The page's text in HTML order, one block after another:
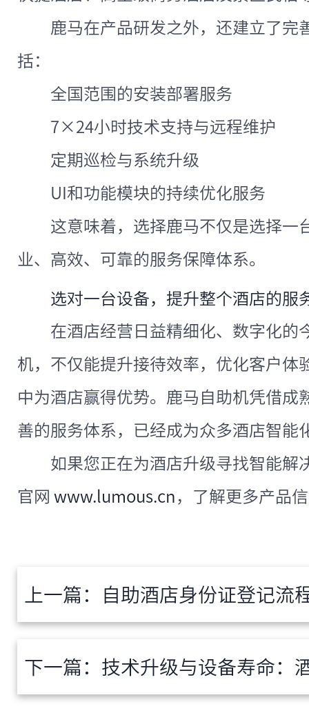
鹿马在产品研发之外，还建立了完
括：
全国范围的安装部署服务
7×24小时技术支持与远程维护
定期巡检与系统升级
UI和功能模块的持续优化服务
这意味着，选择鹿马不仅是选择一
业、高效、可靠的服务保障体系。
选对一台设备，提升整个酒店的服
在酒店经营日益精细化、数字化的
机，不仅能提升接待效率，优化客户体
中为酒店赢得优势。鹿马自助机凭借成
善的服务体系，已经成为众多酒店智能
如果您正在为酒店升级寻找智能解
官网 www.lumous.cn ，了解更多产品
上一篇： 自助酒店身份证登记流程详
下一篇： 技术升级与设备寿命：酒店自